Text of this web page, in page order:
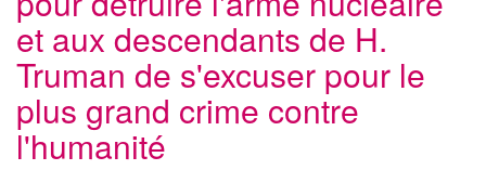
et aux descendants de H.
Truman de s'excuser pour le
plus grand crime contre
l'humanité